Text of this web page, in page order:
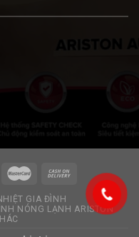
GIA ĐÌNH
NÓNG LẠNH ARISTON